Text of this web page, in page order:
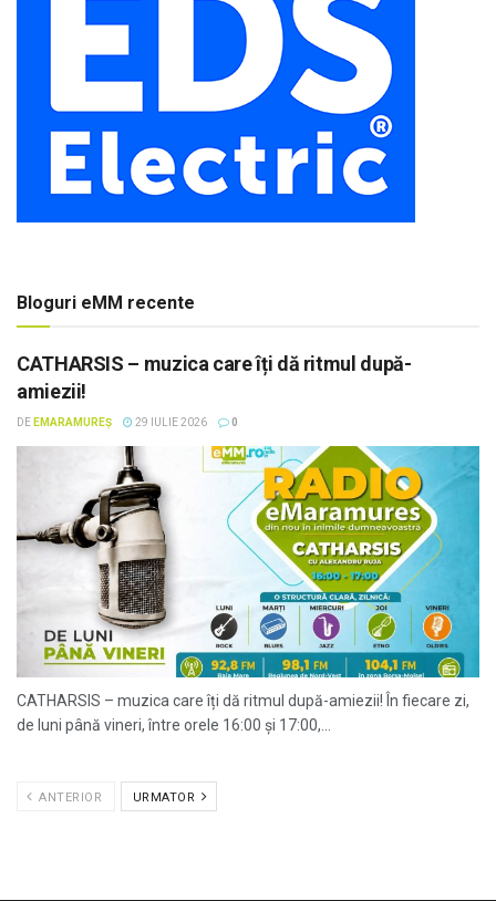
Bloguri eMM recente
CATHARSIS – muzica care îți dă ritmul după-
amiezii!
DE EMARAMUREȘ 29 IULIE 2026 0
CATHARSIS – muzica care îți dă ritmul după-amiezii! În fiecare zi,
de luni până vineri, între orele 16:00 și 17:00,...
ANTERIOR URMATOR